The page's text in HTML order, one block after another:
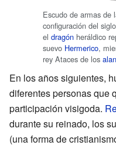
Escudo de armas de
configuración del
el dragón heráldico
suevo Hermerico,
rey Ataces de los
En los años siguientes,
diferentes personas que
participación visigoda.
durante su reinado, los
(una forma de